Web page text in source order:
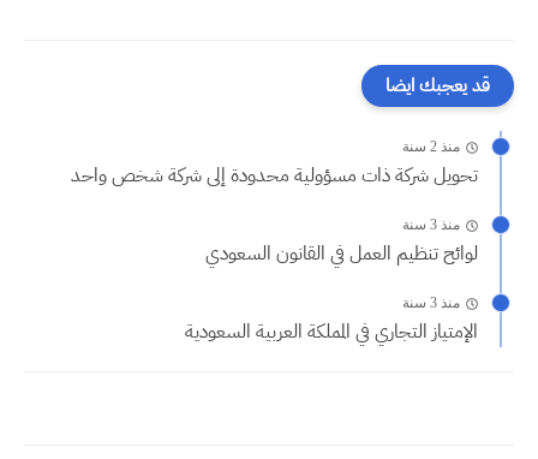
قد يعجبك ايضا
منذ 2 سنة
تحويل شركة ذات مسؤولية محدودة إلى شركة شخص واحد
منذ 3 سنة
لوائح تنظيم العمل في القانون السعودي
منذ 3 سنة
الإمتياز التجاري في المملكة العربية السعودية